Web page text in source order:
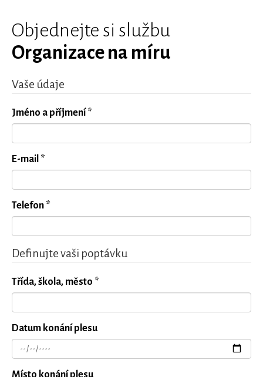
Objednejte si službu
Organizace na míru
Vaše údaje
Jméno a příjmení *
E-mail *
Telefon *
Definujte vaši poptávku
Třída, škola, město *
Datum konání plesu
Místo konání plesu